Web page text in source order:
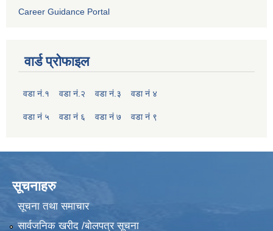
Career Guidance Portal
वार्ड प्रोफाइल
वडा नं.१ वडा नं.२ वडा नं.३ वडा नं ४
वडा नं ५ वडा नं ६ वडा नं ७ वडा नं ९
सूचनाहरु
सूचना तथा समाचार
सार्वजनिक खरीद /बोलपत्र सूचना